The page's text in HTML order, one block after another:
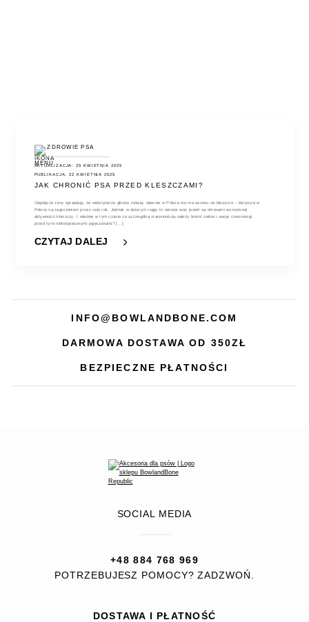
ZDROWIE PSA
AKTUALIZACJA: 25 KWIETNIA 2025
PUBLIKACJA: 22 KWIETNIA 2025
JAK CHRONIĆ PSA PRZED KLESZCZAMI?
Cieplejsze zimy sprawiają, że weterynarze głośno mówią: obecnie w Polsce nie ma sezonu na kleszcze – kleszcze w
Polsce są zagrożeniem przez cały rok. Jednak w dalszym ciągu to wiosna oraz jesień są okresami wzmożonej
aktywności kleszczy. I właśnie w tym czasie ze szczególną starannością należy bronić siebie i swoje czworonogi
przed tymi niebezpiecznymi pajęczakami? [...]
CZYTAJ DALEJ
INFO@BOWLANDBONE.COM
DARMOWA DOSTAWA OD 350ZŁ
BEZPIECZNE PŁATNOŚCI
SOCIAL MEDIA
+48 884 768 969
POTRZEBUJESZ POMOCY? ZADZWOŃ.
DOSTAWA I PŁATNOŚĆ